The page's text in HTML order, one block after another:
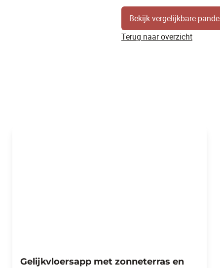
Bekijk vergelijkbare
Terug naar overzicht
Gelijkvloersapp met zonneterras en